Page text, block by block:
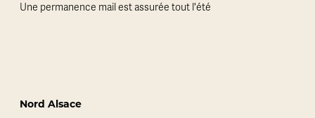
Une permanence mail est assurée tout l'été
Nord Alsace